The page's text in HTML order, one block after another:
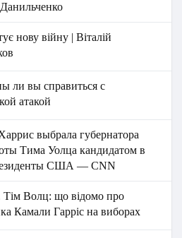
нову війну | Віталій
ли вы справиться с
атакой
выбрала губернатора
Тима Уолца кандидатом в
США — CNN
Тім Волц: що відомо про
Камали Гарріс на виборах